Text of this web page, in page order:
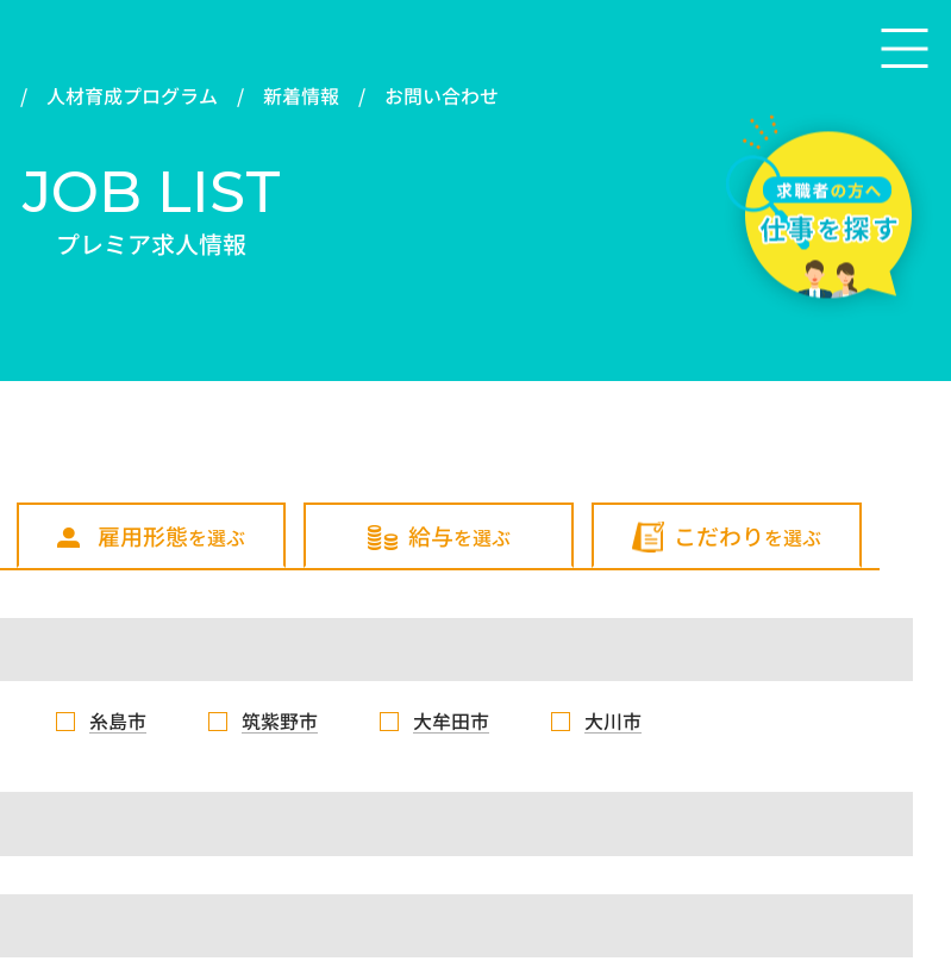
人材育成プログラム 新着情報 お問い合わせ
JOB LIST
プレミア求人情報
雇用形態を選ぶ 給与を選ぶ こだわりを選ぶ
糸島市 筑紫野市 大牟田市 大川市